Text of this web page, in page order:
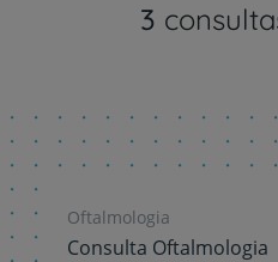
3
Oftalmologia
Consulta Oftalmologia